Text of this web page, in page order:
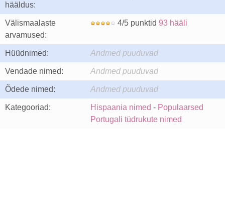
hääldus:
Välismaalaste
arvamused:
4/5 punktid 93 hääli
Hüüdnimed: Andmed puuduvad
Vendade nimed: Andmed puuduvad
Õdede nimed: Andmed puuduvad
Kategooriad: Hispaania nimed - Populaarsed
Portugali tüdrukute nimed